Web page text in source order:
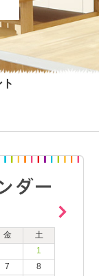
金
土
1
7
8